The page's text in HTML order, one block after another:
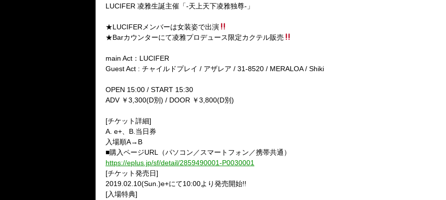
LUCIFER 凌雅生誕主催「-天上天下凌雅独尊-」
★LUCIFERメンバーは女装姿で出演
★Barカウンターにて凌雅プロデュース限定カクテル販売
main Act：LUCIFER
Guest Act : チャイルドプレイ / アザレア / 31-8520 / MERALOA / Shiki
OPEN 15:00 / START 15:30
ADV ￥3,300(D別) / DOOR ￥3,800(D別)
[チケット詳細]
A. e+、B.当日券
入場順A→B
■購入ページURL（パソコン／スマートフォン／携帯共通）
https://eplus.jp/sf/detail/2859490001-P0030001
[チケット発売日]
2019.02.10(Sun.)e+にて10:00より発売開始!!
[入場特典]